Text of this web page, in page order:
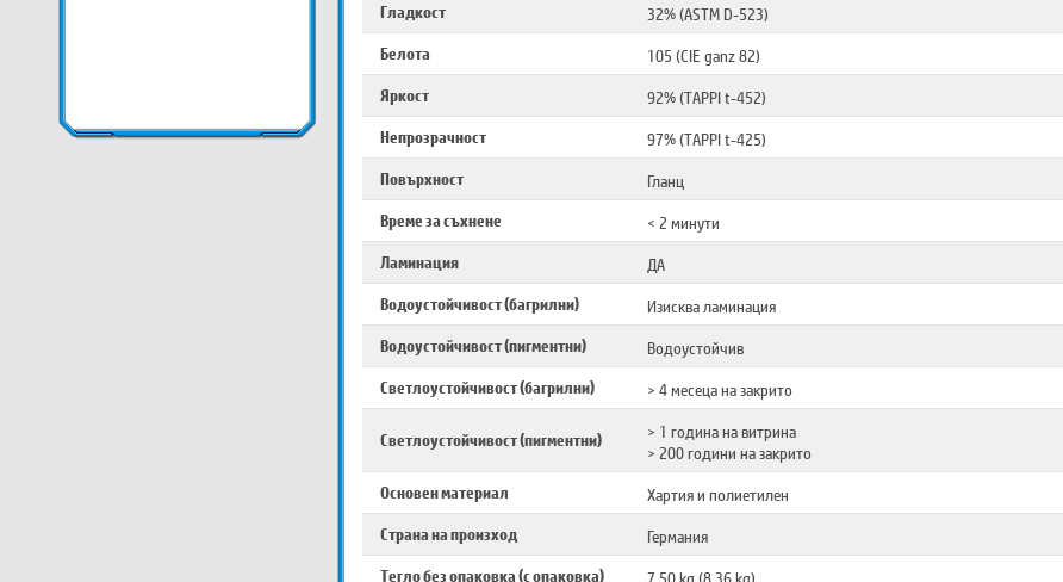
Гладкост
32% (ASTM D-523)
Белота
105 (CIE ganz 82)
Яркост
92% (TAPPI t-452)
Непрозрачност
97% (TAPPI t-425)
Повърхност
Гланц
Време за съхнене
< 2 минути
Ламинация
ДА
Водоустойчивост (багрилни)
Изисква ламинация
Водоустойчивост (пигментни)
Водоустойчив
Светлоустойчивост (багрилни)
> 4 месеца на закрито
Светлоустойчивост (пигментни)
> 1 година на витрина
> 200 години на закрито
Основен материал
Хартия и полиетилен
Страна на произход
Германия
Тегло без опаковка (с опаковка)
7.50 kg (8.36 kg)